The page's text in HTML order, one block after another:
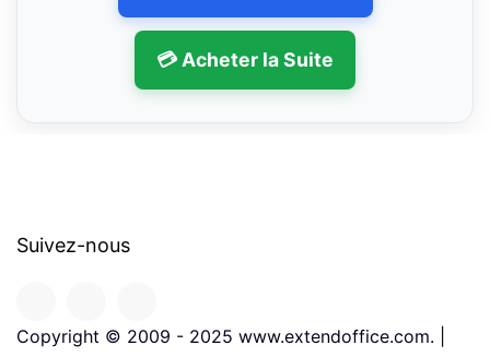
💳 Acheter la Suite
Suivez-nous
Copyright © 2009 - 2025 www.extendoffice.com. |